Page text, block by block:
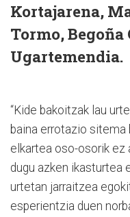
Kortajarena,
Tormo,
Ugartemendia.
“Kide bakoitzak lau
baina errotazio sitema
elkartea oso-osorik ez
dugu azken ikasturtea
urtetan jarraitzea
esperientzia duen